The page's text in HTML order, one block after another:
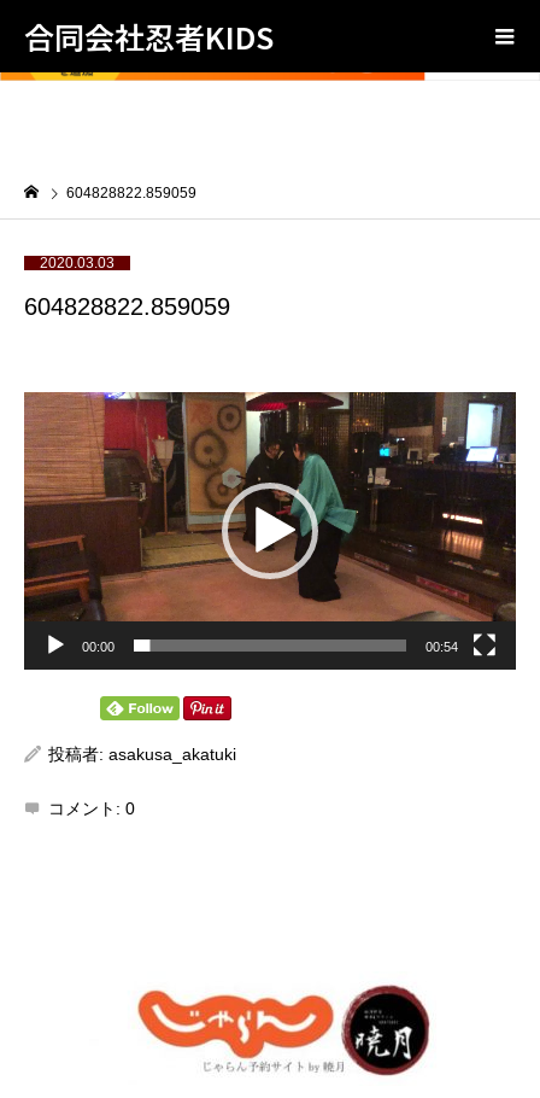
合同会社忍者KIDS
604828822.859059
2020.03.03
604828822.859059
動
画
プ
レ
ー
ヤ
ー
00:00 00:54
投稿者: asakusa_akatuki
コメント: 0